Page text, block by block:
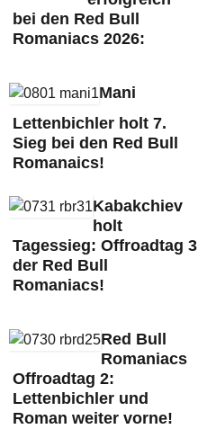
bei den Red Bull
Romaniacs 2026:
Mani
Lettenbichler holt 7.
Sieg bei den Red Bull
Romanaics!
Kabakchiev
holt
Tagessieg: Offroadtag 3
der Red Bull
Romaniacs!
Red Bull
Romaniacs
Offroadtag 2:
Lettenbichler und
Roman weiter vorne!